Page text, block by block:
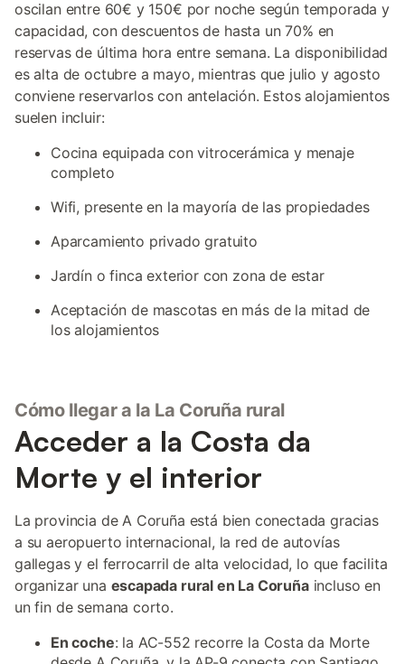
oscilan entre 60€ y 150€ por noche según temporada y
capacidad, con descuentos de hasta un 70% en
reservas de última hora entre semana. La disponibilidad
es alta de octubre a mayo, mientras que julio y agosto
conviene reservarlos con antelación. Estos alojamientos
suelen incluir:
Cocina equipada con vitrocerámica y menaje
completo
Wifi, presente en la mayoría de las propiedades
Aparcamiento privado gratuito
Jardín o finca exterior con zona de estar
Aceptación de mascotas en más de la mitad de
los alojamientos
Cómo llegar a la La Coruña rural
Acceder a la Costa da
Morte y el interior
La provincia de A Coruña está bien conectada gracias
a su aeropuerto internacional, la red de autovías
gallegas y el ferrocarril de alta velocidad, lo que facilita
organizar una escapada rural en La Coruñaincluso en
un fin de semana corto.
En coche: la AC-552 recorre la Costa da Morte